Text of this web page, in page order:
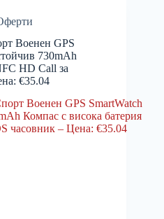
Военен GPS
730mAh
HD Call за
€35.04